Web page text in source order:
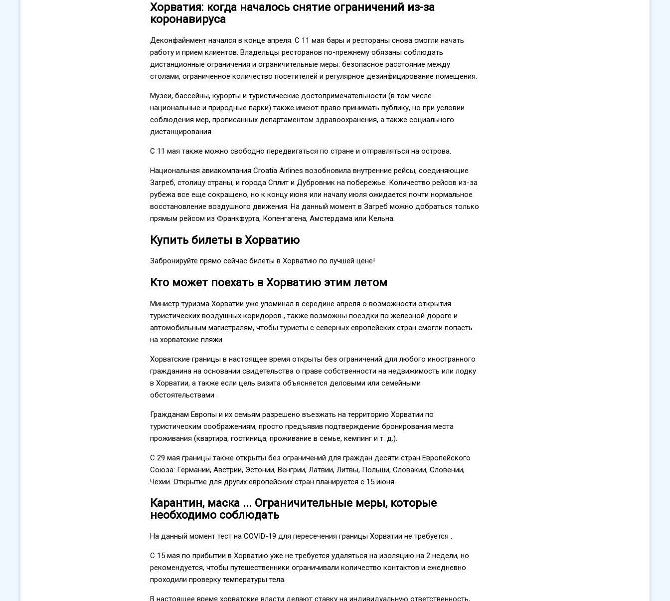
Хорватия: когда началось снятие ограничений из-за
коронавируса
Деконфайнмент начался в конце апреля. С 11 мая бары и рестораны снова смогли начать
работу и прием клиентов. Владельцы ресторанов по-прежнему обязаны соблюдать
дистанционные ограничения и ограничительные меры: безопасное расстояние между
столами, ограниченное количество посетителей и регулярное дезинфицирование помещения.
Музеи, бассейны, курорты и туристические достопримечательности (в том числе
национальные и природные парки) также имеют право принимать публику, но при условии
соблюдения мер, прописанных департаментом здравоохранения, а также социального
дистанцирования.
С 11 мая также можно свободно передвигаться по стране и отправляться на острова.
Национальная авиакомпания Croatia Airlines возобновила внутренние рейсы, соединяющие
Загреб, столицу страны, и города Сплит и Дубровник на побережье. Количество рейсов из-за
рубежа все еще сокращено, но к концу июня или началу июля ожидается почти нормальное
восстановление воздушного движения. На данный момент в Загреб можно добраться только
прямым рейсом из Франкфурта, Копенгагена, Амстердама или Кельна.
Купить билеты в Хорватию
Забронируйте прямо сейчас билеты в Хорватию по лучшей цене!
Кто может поехать в Хорватию этим летом
Министр туризма Хорватии уже упоминал в середине апреля о возможности открытия
туристических воздушных коридоров , также возможны поездки по железной дороге и
автомобильным магистралям, чтобы туристы с северных европейских стран смогли попасть
на хорватские пляжи.
Хорватские границы в настоящее время открыты без ограничений для любого иностранного
гражданина на основании свидетельства о праве собственности на недвижимость или лодку
в Хорватии, а также если цель визита объясняется деловыми или семейными
обстоятельствами .
Гражданам Европы и их семьям разрешено въезжать на территорию Хорватии по
туристическим соображениям, просто предъявив подтверждение бронирования места
проживания (квартира, гостиница, проживание в семье, кемпинг и т. д.).
С 29 мая границы также открыты без ограничений для граждан десяти стран Европейского
Союза: Германии, Австрии, Эстонии, Венгрии, Латвии, Литвы, Польши, Словакии, Словении,
Чехии. Открытие для других европейских стран планируется с 15 июня.
Карантин, маска ... Ограничительные меры, которые
необходимо соблюдать
На данный момент тест на COVID-19 для пересечения границы Хорватии не требуется .
С 15 мая по прибытии в Хорватию уже не требуется удаляться на изоляцию на 2 недели, но
рекомендуется, чтобы путешественники ограничивали количество контактов и ежедневно
проходили проверку температуры тела.
В настоящее время хорватские власти делают ставку на индивидуальную ответственность,